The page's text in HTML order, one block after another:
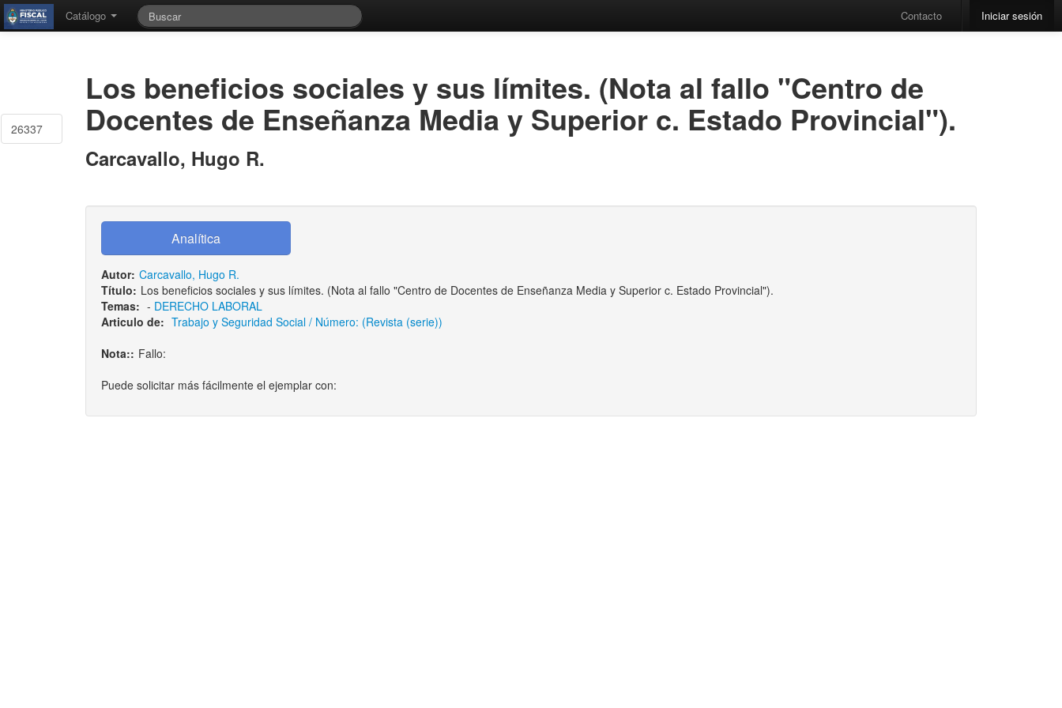
Catálogo Contacto Iniciar sesión
26337
Los beneficios sociales y sus límites. (Nota al fallo "Centro de
Docentes de Enseñanza Media y Superior c. Estado Provincial").
Carcavallo, Hugo R.
Autor: Carcavallo, Hugo R.
Título: Los beneficios sociales y sus límites. (Nota al fallo "Centro de Docentes de Enseñanza Media y Superior c. Estado Provincial").
Temas: - DERECHO LABORAL
Articulo de: Trabajo y Seguridad Social / Número: (Revista (serie))
Nota:: Fallo:
Puede solicitar más fácilmente el ejemplar con: